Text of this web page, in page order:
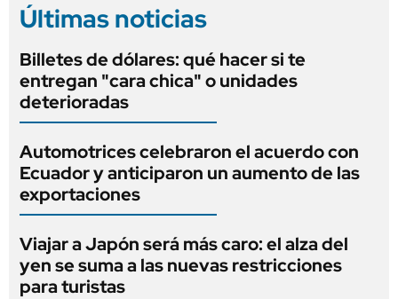
Últimas noticias
Billetes de dólares: qué hacer si te
entregan "cara chica" o unidades
deterioradas
Automotrices celebraron el acuerdo con
Ecuador y anticiparon un aumento de las
exportaciones
Viajar a Japón será más caro: el alza del
yen se suma a las nuevas restricciones
para turistas